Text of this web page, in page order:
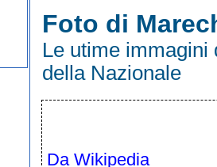
Foto di
Le utime immagini
della Nazionale
Da Wikipedia